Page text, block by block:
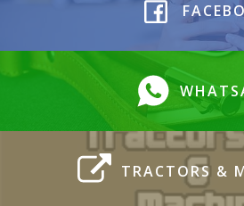
TRACTORS &